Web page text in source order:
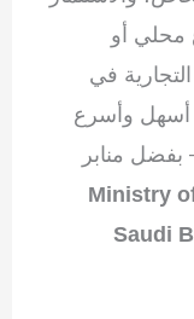
أو
في
أسهل وأسرع
منابر
Ministry
Saudi